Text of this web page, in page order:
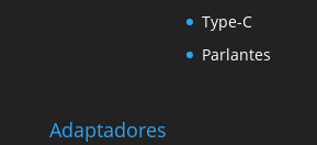
Type-C
Parlantes
Adaptadores